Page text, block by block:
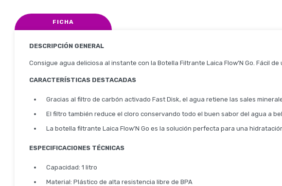
FICHA
DESCRIPCIÓN GENERAL
Consigue agua deliciosa al instante con la Botella Filtrante Laica Flow'N Go. Fácil
CARACTERÍSTICAS DESTACADAS
Gracias al filtro de carbón activado Fast Disk, el agua retiene las sales
El filtro también reduce el cloro conservando todo el buen sabor del agua a
La botella filtrante Laica Flow'N Go es la solución perfecta para una
ESPECIFICACIONES TÉCNICAS
Capacidad: 1 litro
Material: Plástico de alta resistencia libre de BPA